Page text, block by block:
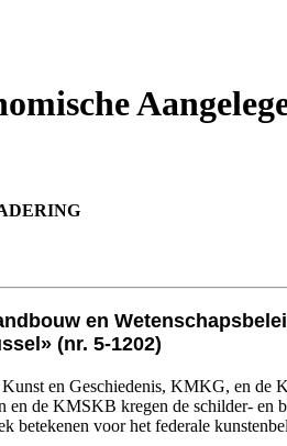
en
(nr. 5-1202)
en Geschiedenis, KMKG, en de
de KMSKB kregen de schilder- en
betekenen voor het federale